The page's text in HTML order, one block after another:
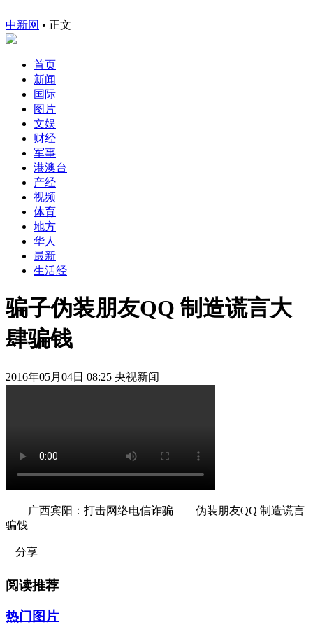
中新网 • 正文
首页
新闻
国际
图片
文娱
财经
军事
港澳台
产经
视频
体育
地方
华人
最新
生活经
骗子伪装朋友QQ 制造谎言大
肆骗钱
2016年05月04日 08:25 央视新闻
广西宾阳：打击网络电信诈骗——伪装朋友QQ 制造谎言
骗钱
分享
阅读推荐
热门图片